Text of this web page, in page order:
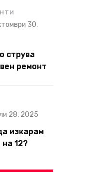
във30,
струва
ремонт
наръчник
и
28, 2025
изкарам
на 12?